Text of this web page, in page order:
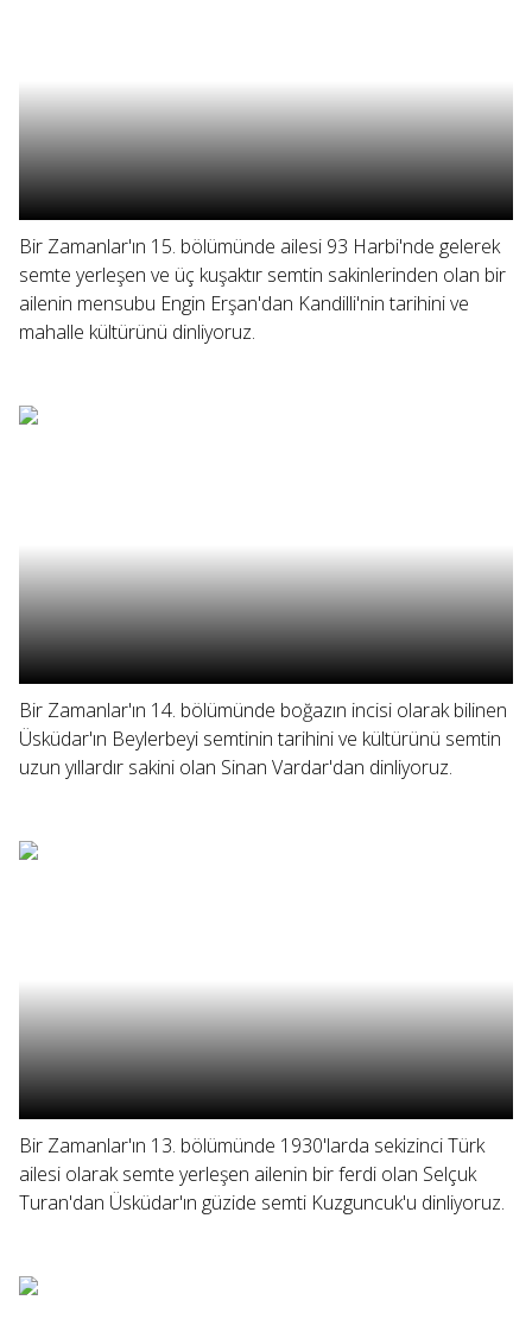
Bir Zamanlar'ın 15. bölümünde ailesi 93 Harbi'nde gelerek
semte yerleşen ve üç kuşaktır semtin sakinlerinden olan bir
ailenin mensubu Engin Erşan'dan Kandilli'nin tarihini ve
mahalle kültürünü dinliyoruz.
Bir Zamanlar'ın 14. bölümünde boğazın incisi olarak bilinen
Üsküdar'ın Beylerbeyi semtinin tarihini ve kültürünü semtin
uzun yıllardır sakini olan Sinan Vardar'dan dinliyoruz.
Bir Zamanlar'ın 13. bölümünde 1930'larda sekizinci Türk
ailesi olarak semte yerleşen ailenin bir ferdi olan Selçuk
Turan'dan Üsküdar'ın güzide semti Kuzguncuk'u dinliyoruz.